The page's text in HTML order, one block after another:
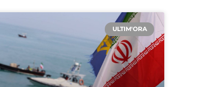
ULTIM'ORA